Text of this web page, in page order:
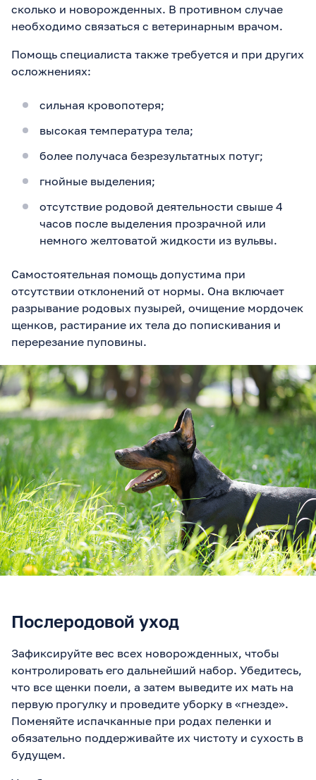
сколько и новорожденных. В противном случае
необходимо связаться с ветеринарным врачом.
Помощь специалиста также требуется и при других
осложнениях:
сильная кровопотеря;
высокая температура тела;
более получаса безрезультатных потуг;
гнойные выделения;
отсутствие родовой деятельности свыше 4
часов после выделения прозрачной или
немного желтоватой жидкости из вульвы.
Самостоятельная помощь допустима при
отсутствии отклонений от нормы. Она включает
разрывание родовых пузырей, очищение мордочек
щенков, растирание их тела до попискивания и
перерезание пуповины.
Послеродовой уход
Зафиксируйте вес всех новорожденных, чтобы
контролировать его дальнейший набор. Убедитесь,
что все щенки поели, а затем выведите их мать на
первую прогулку и проведите уборку в «гнезде».
Поменяйте испачканные при родах пеленки и
обязательно поддерживайте их чистоту и сухость в
будущем.